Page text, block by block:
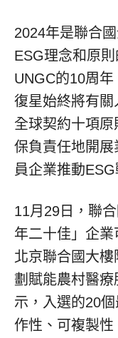
2024年是聯合
ESG理念和原
UNGC的10周年
復星始終將有
全球契約十項
保負責任地開
員企業推動ESG
11月29日，聯
年二十佳」企
北京聯合國大
劃賦能農村醫
示，入選的20
作性、可複製